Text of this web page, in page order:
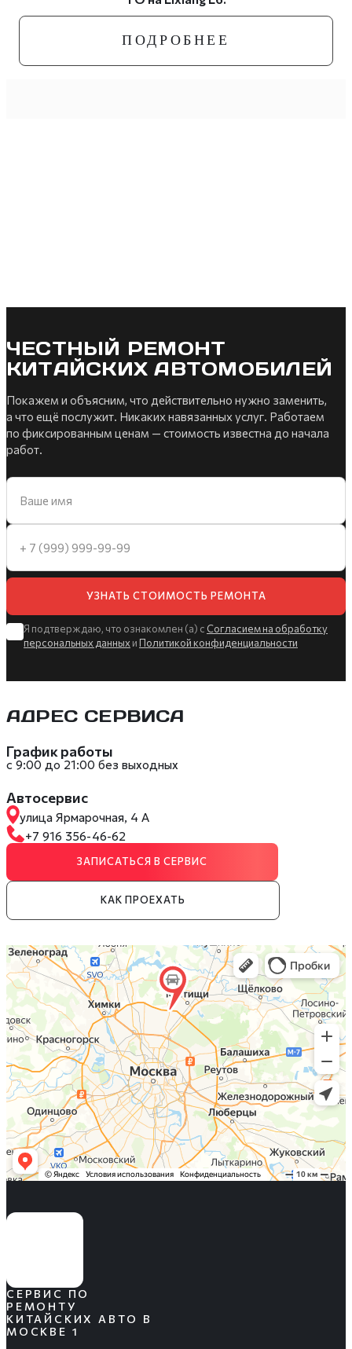
ПОДРОБНЕЕ
ЧЕСТНЫЙ РЕМОНТ
КИТАЙСКИХ АВТОМОБИЛЕЙ
Покажем и объясним, что действительно нужно заменить,
а что ещё послужит. Никаких навязанных услуг. Работаем
по фиксированным ценам — стоимость известна до начала
работ.
УЗНАТЬ СТОИМОСТЬ РЕМОНТА
Я подтверждаю, что ознакомлен (а) с Согласием на обработку
персональных данных иПолитикой конфиденциальности
АДРЕС СЕРВИСА
График работы
с 9:00 до 21:00 без выходных
Автосервис
улица Ярмарочная, 4 А
+7 916 356-46-62
ЗАПИСАТЬСЯ В СЕРВИС
КАК ПРОЕХАТЬ
СЕРВИС ПО
РЕМОНТУ
КИТАЙСКИХ АВТО В
МОСКВЕ 1